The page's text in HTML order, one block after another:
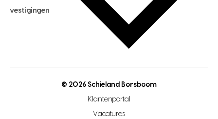
hypotheekadvies
hypotheek bespaarcheck
gratis zoekprofiel aanmaken
open woningwaarde dag
vestigingen
makelaar regio zoetermeer
© 2026 Schieland Borsboom
Klantenportal
Vacatures